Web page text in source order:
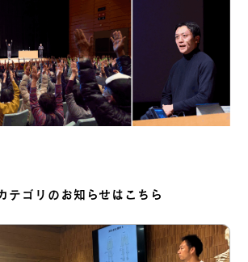
テゴリのお知らせはこちら